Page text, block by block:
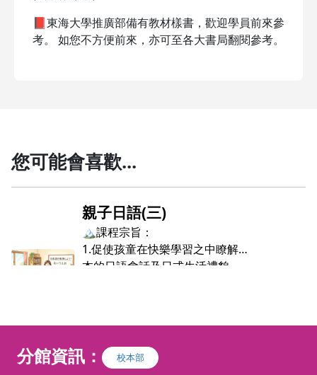
📕東海大學推廣部備有教材樣書，歡迎學員前來參
考。 如您不方便前來，亦可至各大書局翻閱參考。
您可能會喜歡...
親子日語(三)
🏔️課程宗旨：
1.促使孩童在快樂學習之中瞭解基
本的日語會話及日式生活禮貌
下，使得家長與孩童培養更為濃厚
的親情關係
動機與興趣
2.本課程將使用日本幼稚園及小學
校的課本作為輔助教材，以便培養
🏔️ 課程目標：
活禮節，以便培養孩童的多元文化
分館資訊： 校本部